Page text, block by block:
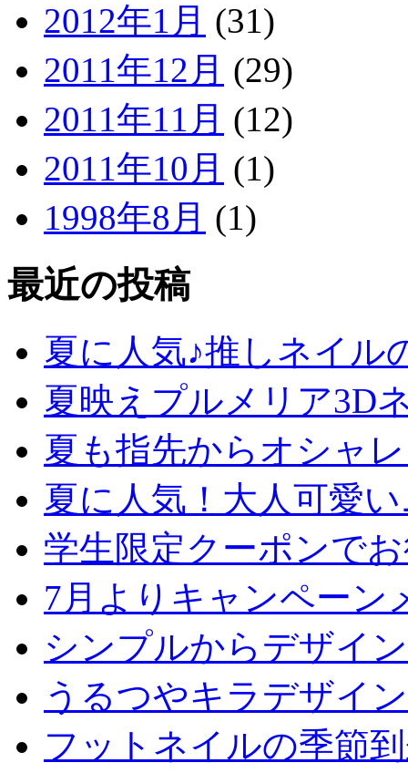
2012年1月 (31)
2011年12月 (29)
2011年11月 (12)
2011年10月 (1)
1998年8月 (1)
最近の投稿
夏に人気♪推しネイル
夏映えプルメリア3D
夏も指先からオシャ
夏に人気！大人可愛
学生限定クーポンで
7月よりキャンペーン
シンプルからデザイ
うるつやキラデザイン
フットネイルの季節